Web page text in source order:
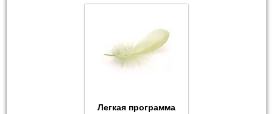
Легкая программа